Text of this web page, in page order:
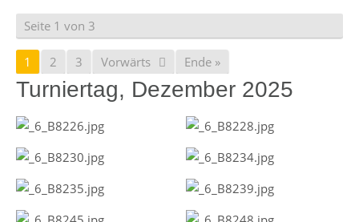
Seite 1 von 3
1 2 3 Vorwärts Ende »
Turniertag, Dezember 2025